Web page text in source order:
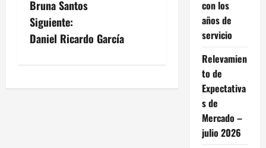
a
v
g
Bruna Santos
Siguiente:
Daniel Ricardo García
con los
años de
servicio
Relevamien
to de
Expectativa
s de
Mercado –
julio 2026